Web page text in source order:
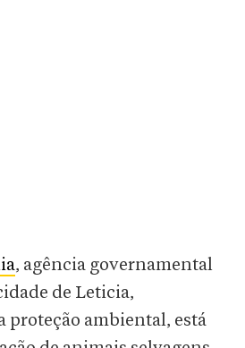
, agência governamental
de Leticia,
proteção ambiental, está